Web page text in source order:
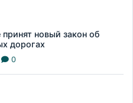
принят новый закон об
дорогах
0